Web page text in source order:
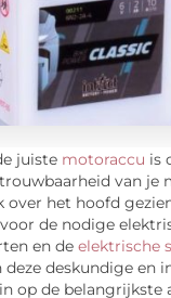
juiste motoraccu is
van je
over het hoofd
de nodige
en deelektrische
deze deskundige en
op de belangrijkste